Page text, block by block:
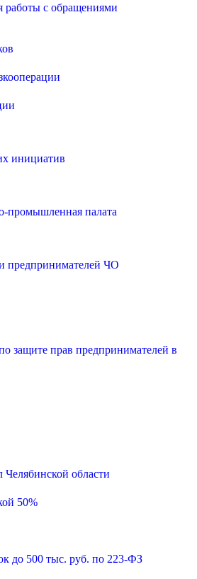
работы с обращениями
инициатив
промышленная палата
предпринимателей ЧО
защите прав предпринимателей в
области
50%
до 500 тыс. руб. по 223-ФЗ